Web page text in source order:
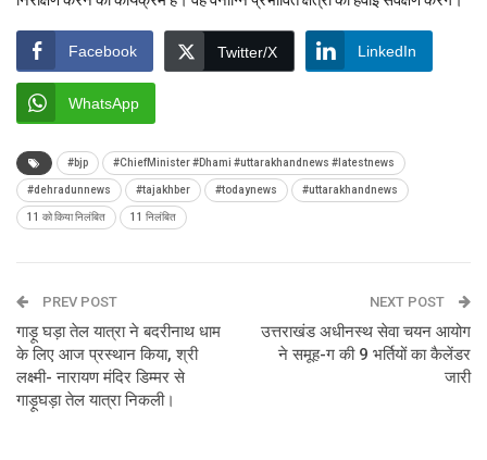
Facebook Twitter/X LinkedIn
WhatsApp
#bjp #ChiefMinister #Dhami #uttarakhandnews #latestnews
#dehradunnews #tajakhber #todaynews #uttarakhandnews
11 को किया निलंबित 11 निलंबित
PREV POST
गाड़ू घड़ा तेल यात्रा ने बदरीनाथ धाम
के लिए आज प्रस्थान किया, श्री
लक्ष्मी- नारायण मंदिर डिम्मर से
गाड़ूघड़ा तेल यात्रा निकली।
NEXT POST
उत्तराखंड अधीनस्थ सेवा चयन आयोग
ने समूह-ग की 9 भर्तियों का कैलेंडर
जारी